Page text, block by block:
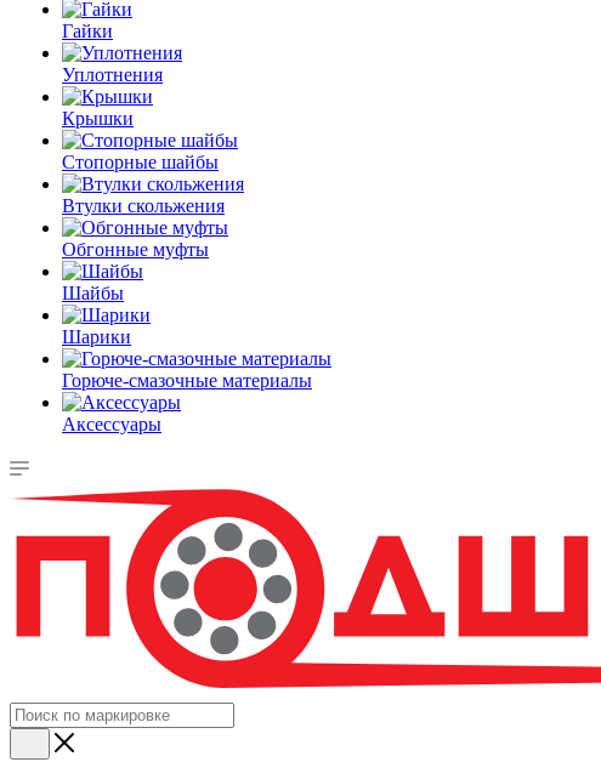
Гайки
Уплотнения
Крышки
Стопорные шайбы
Втулки скольжения
Обгонные муфты
Шайбы
Шарики
Горюче-смазочные материалы
Аксессуары